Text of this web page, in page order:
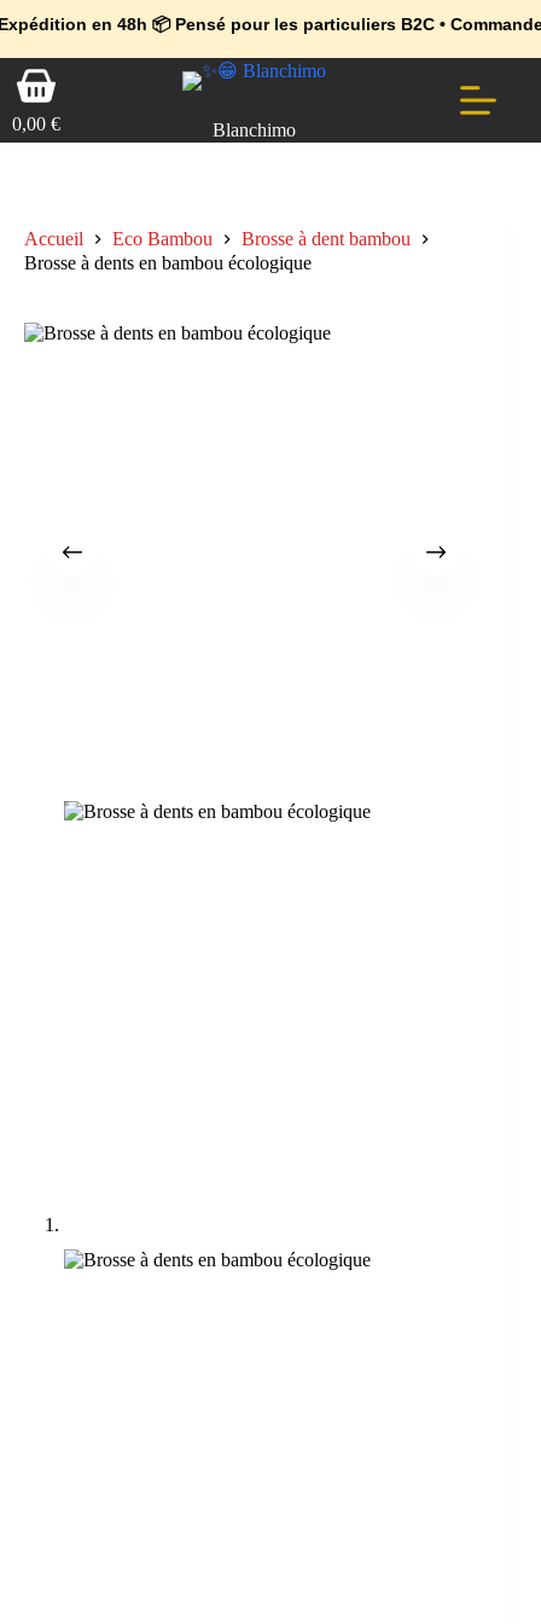
en 48h 📦 Pensé pour les particuliers B2C • Commande facile
🔥 Déjà adopté par les pros 👉 Passez en Espace Pro B2B 📦
💼 Offres réservées aux professionnels 🚀 Rejoignez l’Espace Pro
PasserPanier
d’achat
0,00 € Blanchimo
Accueil Eco Bambou
Brosse à dent bambou
Brosse à dents en bambou écologique